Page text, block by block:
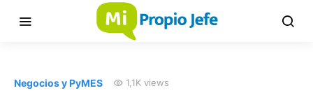
Negocios y PyMES 1,1K views